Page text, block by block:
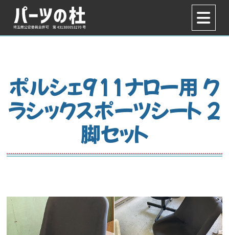
ポルシェ911ナロー用 ク
ラシックスポーツシート 2
脚セット